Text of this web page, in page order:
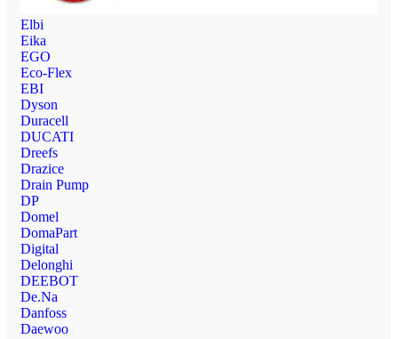
Elbi
Eika
EGO
Eco-Flex
EBI
Dyson
Duracell
DUCATI
Dreefs
Drazice
Drain Pump
DP
Domel
DomaPart
Digital
Delonghi
DEEBOT
De.Na
Danfoss
Daewoo